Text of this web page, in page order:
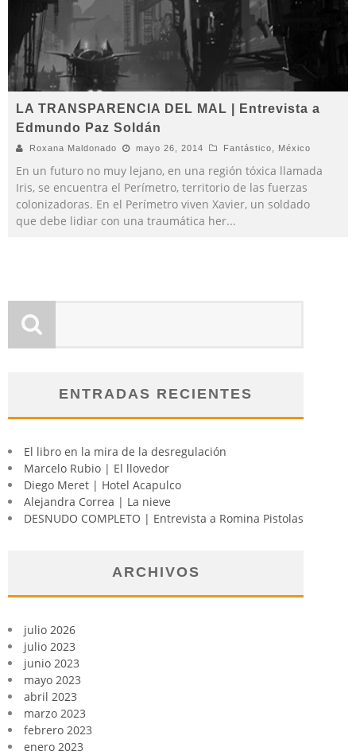
LA TRANSPARENCIA DEL MAL | Entrevista a
Edmundo Paz Soldán
Roxana Maldonado mayo 26, 2014 Fantástico México
En un futuro no muy lejano, en una región tóxica llamada
Iris, se encuentra el Perímetro, territorio de las fuerzas
colonizadoras. En el Perímetro viven Xavier, un soldado
que debe lidiar con una traumática her...
ENTRADAS RECIENTES
El libro en la mira de la desregulación
Marcelo Rubio | El llovedor
Diego Meret | Hotel Acapulco
Alejandra Correa | La nieve
DESNUDO COMPLETO | Entrevista a Romina Pistolas
ARCHIVOS
julio 2026
julio 2023
junio 2023
mayo 2023
abril 2023
marzo 2023
febrero 2023
enero 2023